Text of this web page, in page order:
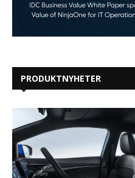
PRODUKTNYHETER